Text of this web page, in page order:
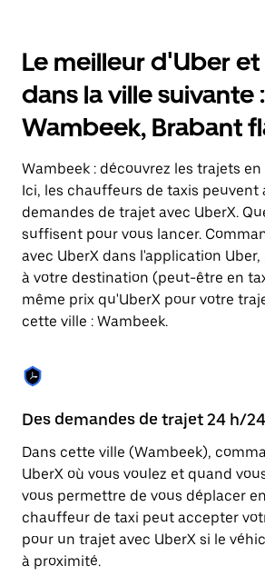
bas
pour
ouvrir
le
calendrier
et
une
date.
Appuyez
sur
la
touche
Échap
pour
fermer
le
Le meilleur d'Uber
dans la ville suivante :
Wambeek, Brabant
Wambeek : découvrez les trajets en
Ici, les chauffeurs de taxis peuvent
demandes de trajet avec UberX.
suffisent pour vous lancer.
avec UberX dans l'application
à votre destination (peut-être en
même prix qu'UberX pour votre
cette ville : Wambeek.
Des demandes de trajet 24 h/
Dans cette ville (Wambeek),
UberX où vous voulez et quand
vous permettre de vous déplacer
chauffeur de taxi peut accepter
pour un trajet avec UberX si le
à proximité.